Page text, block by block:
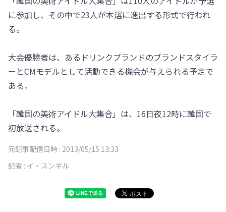
に参加し、その中で23人が本選に進出する形式で行われ
る。
大会優勝者は、あるドリンクブランドのブランドスタイラ
ーとCMモデルとして活動できる機会が与えられる予定で
ある。
「韓国の美術アイドル大集合」は、16日夜12時に韓国で
初放送される。
元記事配信日時 : 2013/05/15 13:33
記者 : イ・スンギル